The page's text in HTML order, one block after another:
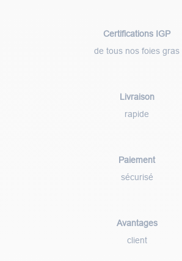
Certifications IGP
de tous nos foies gras
Livraison
rapide
Paiement
sécurisé
Avantages
client